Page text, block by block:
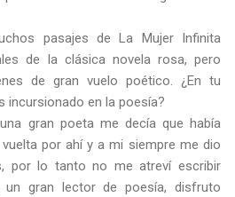
pasajes de La Mujer Infinita
de la clásica novela rosa, pero
de gran vuelo poético. ¿En tu
en la poesía?
gran poeta me decía que había
por ahí y a mi siempre me dio
por lo tanto no me atreví escribir
un gran lector de poesía, disfruto